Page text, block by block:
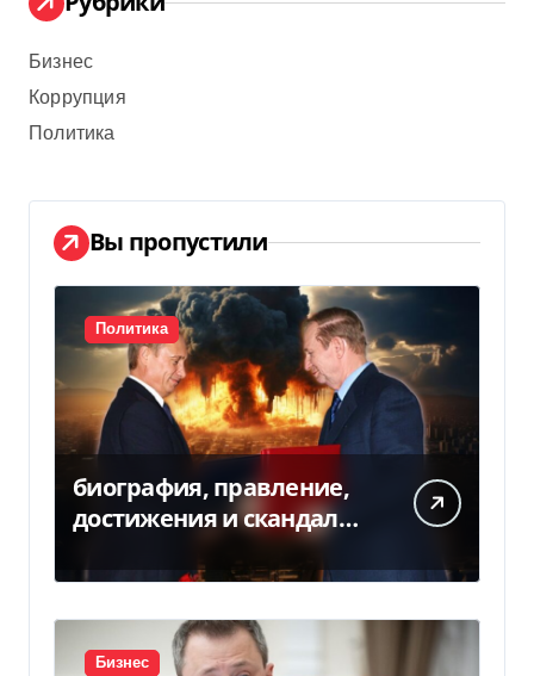
Бизнес
Коррупция
Политика
Вы пропустили
Политика
биография, правление,
достижения и скандалы
второго президента
Украины
Бизнес